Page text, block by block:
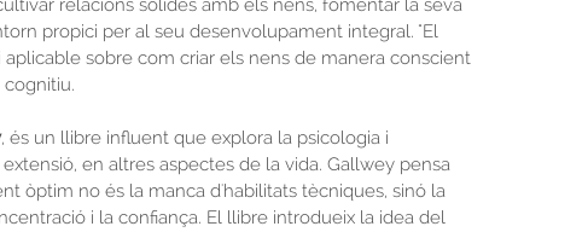
relacions sòlides amb els nens, fomentar la seva
propici per al seu desenvolupament integral. "El
sobre com criar els nens de manera conscient
, és un llibre influent que explora la psicologia i
en altres aspectes de la vida. Gallwey pensa
òptim no és la manca d'habilitats tècniques, sinó la
i la confiança. El llibre introdueix la idea del